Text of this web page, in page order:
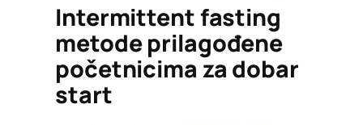
Intermittent fasting
metode prilagođene
početnicima za dobar
start